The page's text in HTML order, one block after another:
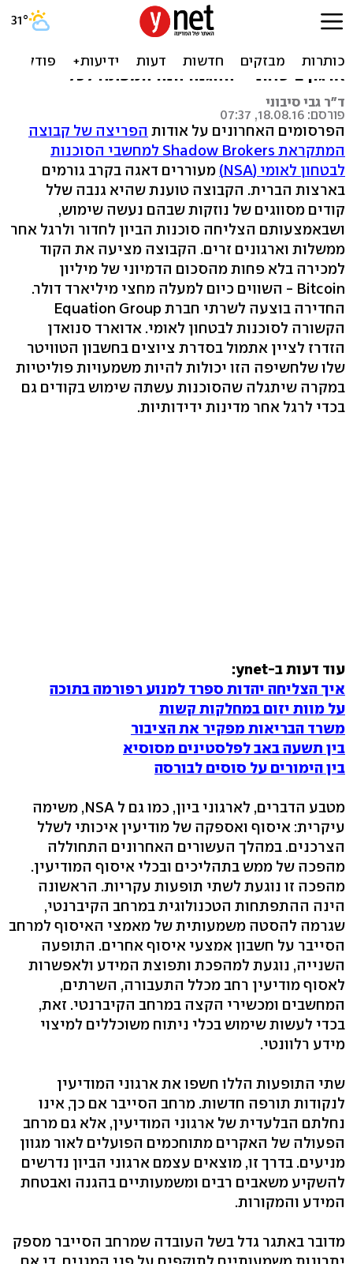
הגנה - עיקר המאמץ בסייבר
דבר אחד צריך להיות ברור לכל מי שעומד בראש
ארגון ביטחוני - ההגנה הנה המפתח לכל
ד"ר גבי סיבוני
פורסם: 18.08.16, 07:37
הפרסומים האחרונים על אודות הפריצה של קבוצה
המתקראת Shadow Brokers למחשבי הסוכנות
לבטחון לאומי (NSA)
מעוררים דאגה בקרב גורמים
בארצות הברית. הקבוצה טוענת שהיא גנבה שלל
קודים מסווגים של נוזקות שבהם נעשה שימוש,
ושבאמצעותם הצליחה סוכנות הביון לחדור ולרגל אחר
ממשלות וארגונים זרים. הקבוצה מציעה את הקוד
למכירה בלא פחות מהסכום הדמיוני של מיליון
Bitcoin - השווים כיום למעלה מחצי מיליארד דולר.
החדירה בוצעה לשרתי חברת Equation Group
הקשורה לסוכנות לבטחון לאומי. אדוארד סנואדן
הזדרז לציין אתמול בסדרת ציוצים בחשבון הטוויטר
שלו שלחשיפה הזו יכולות להיות משמעויות פוליטיות
במקרה שיתגלה שהסוכנות עשתה שימוש בקודים גם
בכדי לרגל אחר מדינות ידידותיות.
עוד דעות ב-ynet:
איך הצליחה יהדות ספרד למנוע רפורמה בתוכה
על מוות יזום במחלקות קשות
משרד הבריאות מפקיר את הציבור
בין תשעה באב לפלסטינים מסוסיא
בין הימורים על סוסים לבורסה
מטבע הדברים, לארגוני ביון, כמו גם ל NSA, משימה
עיקרית: איסוף ואספקה של מודיעין איכותי לשלל
הצרכנים. במהלך העשורים האחרונים התחוללה
מהפכה של ממש בתהליכים ובכלי איסוף המודיעין.
מהפכה זו נוגעת לשתי תופעות עקריות. הראשונה
הינה ההתפתחות הטכנולוגית במרחב הקיברנטי,
שגרמה להסטה משמעותית של מאמצי האיסוף למרחב
הסייבר על חשבון אמצעי איסוף אחרים. התופעה
השנייה, נוגעת למהפכת ותפוצת המידע ולאפשרות
לאסוף מודיעין רחב מכלל התעבורה, השרתים,
המחשבים ומכשירי הקצה במרחב הקיברנטי. זאת,
בכדי לעשות שימוש בכלי ניתוח משוכללים למיצוי
מידע רלוונטי.
שתי התופעות הללו חשפו את ארגוני המודיעין
לנקודות תורפה חדשות. מרחב הסייבר אם כך, אינו
נחלתם הבלעדית של ארגוני המודיעין, אלא גם מרחב
הפעולה של האקרים מתוחכמים הפועלים לאור מגוון
מניעים. בדרך זו, מוצאים עצמם ארגוני הביון נדרשים
להשקיע משאבים רבים ומשמעותיים בהגנה ואבטחת
המידע והמקורות.
מדובר באתגר גדל בשל העובדה שמרחב הסייבר מספק